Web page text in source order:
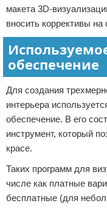
макета 3D-
вносить коррективы на
обеспечение
Для создания
интерьера
обеспечение. В его
инструмент, который
красе.
Таких программ для
числе как платные
бесплатные (для